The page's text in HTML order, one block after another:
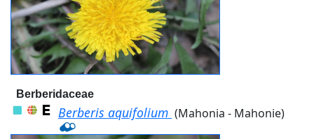
Berberidaceae
Berberis aquifolium (Mahonia - Mahonie)